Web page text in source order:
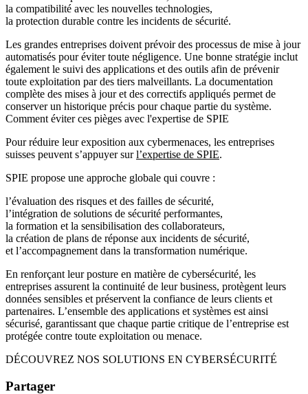
la compatibilité avec les nouvelles technologies,
la protection durable contre les incidents de sécurité.
Les grandes entreprises doivent prévoir des processus de mise à jour
automatisés pour éviter toute négligence. Une bonne stratégie inclut
également le suivi des applications et des outils afin de prévenir
toute exploitation par des tiers malveillants. La documentation
complète des mises à jour et des correctifs appliqués permet de
conserver un historique précis pour chaque partie du système.
Comment éviter ces pièges avec l'expertise de SPIE
Pour réduire leur exposition aux cybermenaces, les entreprises
suisses peuvent s’appuyer surl’expertise de SPIE.
SPIE propose une approche globale qui couvre :
l’évaluation des risques et des failles de sécurité,
l’intégration de solutions de sécurité performantes,
la formation et la sensibilisation des collaborateurs,
la création de plans de réponse aux incidents de sécurité,
et l’accompagnement dans la transformation numérique.
En renforçant leur posture en matière de cybersécurité, les
entreprises assurent la continuité de leur business, protègent leurs
données sensibles et préservent la confiance de leurs clients et
partenaires. L’ensemble des applications et systèmes est ainsi
sécurisé, garantissant que chaque partie critique de l’entreprise est
protégée contre toute exploitation ou menace.
DÉCOUVREZ NOS SOLUTIONS EN CYBERSÉCURITÉ
Partager